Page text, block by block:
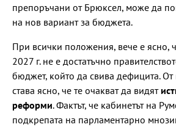
препоръчани от Брюксел, може да
на нов вариант за бюджета.
При всички положения, вече е ясно,
2027 г. не е достатъчно
бюджет, който да свива дефицита.
става ясно, че те очакват да видят
реформи. Фактът, че кабинетът на
подкрепата на парламентарно